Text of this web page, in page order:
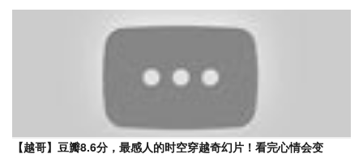
【越哥】豆瓣8.6分，最感人的时空穿越奇幻片！看完心情会变